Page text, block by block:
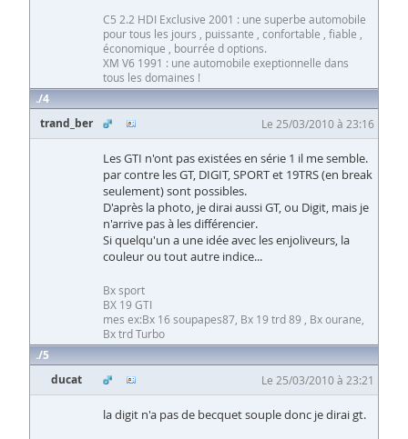
C5 2.2 HDI Exclusive 2001 : une superbe automobile
pour tous les jours , puissante , confortable , fiable ,
économique , bourrée d options.
XM V6 1991 : une automobile exeptionnelle dans
tous les domaines !
4
trand_ber
Le 25/03/2010 à 23:16
Les GTI n'ont pas existées en série 1 il me semble.
par contre les GT, DIGIT, SPORT et 19TRS (en break
seulement) sont possibles.
D'après la photo, je dirai aussi GT, ou Digit, mais je
n'arrive pas à les différencier.
Si quelqu'un a une idée avec les enjoliveurs, la
couleur ou tout autre indice...
Bx sport
BX 19 GTI
mes ex:Bx 16 soupapes87, Bx 19 trd 89 , Bx ourane,
Bx trd Turbo
5
ducat
Le 25/03/2010 à 23:21
la digit n'a pas de becquet souple donc je dirai gt.